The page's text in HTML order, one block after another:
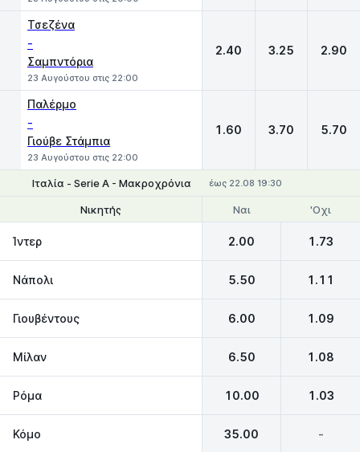
Τσεζένα
-
Σαμπντόρια
23 Αυγούστου στις 22:00
2.40 3.25 2.90
Παλέρμο
-
Γιούβε Στάμπια
23 Αυγούστου στις 22:00
1.60 3.70 5.70
Ιταλία - Serie A - Μακροχρόνια έως 22.08 19:30
Νικητής Θέσεις 1-4
Ναι 'Οχι
Ίντερ 2.00 1.73
Νάπολι 5.50 1.11
Γιουβέντους 6.00 1.09
Μίλαν 6.50 1.08
Ρόμα 10.00 1.03
Κόμο 35.00 -